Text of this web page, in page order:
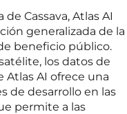
Cassava, Atlas AI
generalizada de la
beneficio público.
los datos de
Atlas AI ofrece una
de desarrollo en las
permite a las